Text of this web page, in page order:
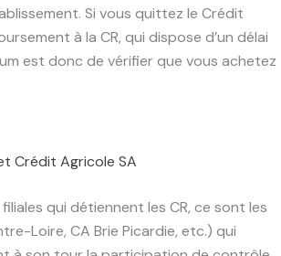
Si vous quittez le Crédit
à la CR, qui dispose d’un délai
est donc de vérifier que vous achetez
Crédit Agricole SA
qui détiennent les CR, ce sont les
Loire, CA Brie Picardie, etc.) qui